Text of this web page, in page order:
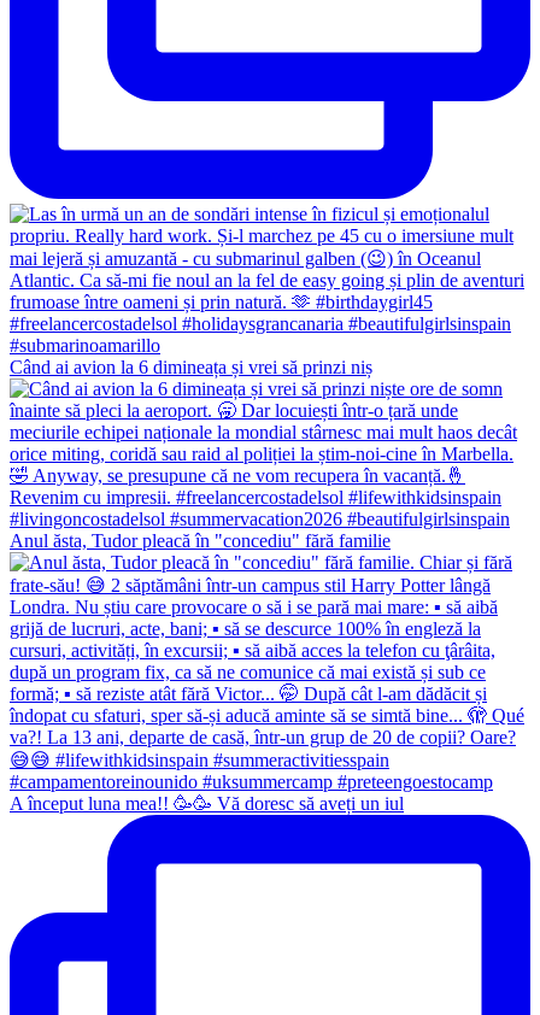
Când ai avion la 6 dimineața și vrei să prinzi niș
Anul ăsta, Tudor pleacă în "concediu" fără familie
A început luna mea!! 🥳🥳 Vă doresc să aveți un iul